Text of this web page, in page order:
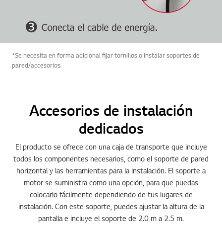
*Se necesita en forma adicional fijar tornillos o instalar soportes de
pared/accesorios.
Accesorios de instalación
dedicados
El producto se ofrece con una caja de transporte que incluye
todos los componentes necesarios, como el soporte de pared
horizontal y las herramientas para la instalación. El soporte a
motor se suministra como una opción, para que puedas
colocarlo fácilmente dependiendo de tus lugares de
instalación. Con este soporte, puedes ajustar la altura de la
pantalla e incluye el soporte de 2.0 m a 2.5 m.